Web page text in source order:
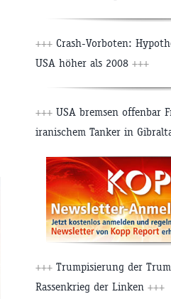
+++ Crash-Vorboten:
USA höher als 2008 +++
+++ USA bremsen offenbar
iranischem Tanker in
+++ Trumpisierung der
Rassenkrieg der Linken +++